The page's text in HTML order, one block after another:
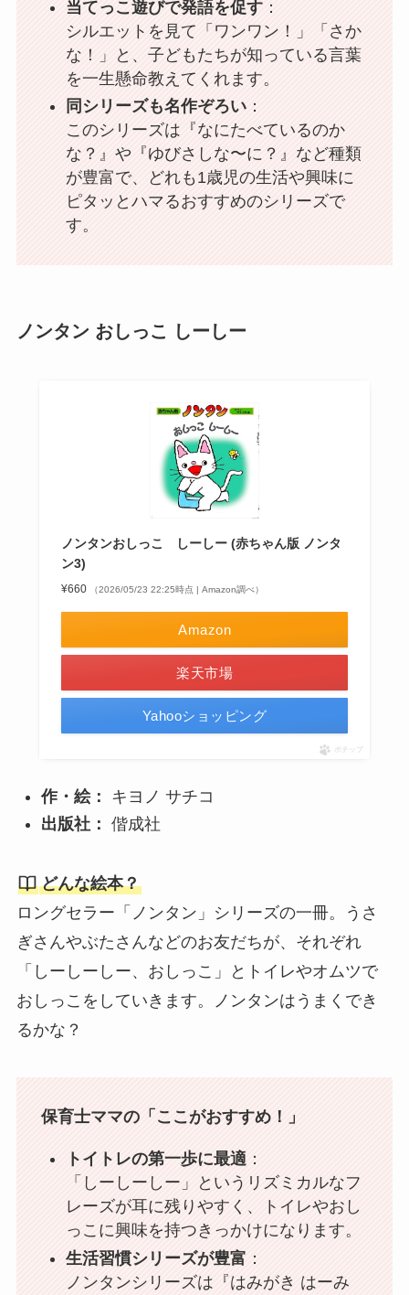
当てっこ遊びで発語を促す：
シルエットを見て「ワンワン！」「さか
な！」と、子どもたちが知っている言葉
を一生懸命教えてくれます。
同シリーズも名作ぞろい：
このシリーズは『なにたべているのか
な？』や『ゆびさしな〜に？』など種類
が豊富で、どれも1歳児の生活や興味に
ピタッとハマるおすすめのシリーズで
す。
ノンタン おしっこ しーしー
ノンタンおしっこ しーしー (赤ちゃん版 ノンタ
ン3)
¥660 （2026/05/23 22:25時点 | Amazon調べ）
Amazon
楽天市場
Yahooショッピング
ポチップ
作・絵：
キヨノ サチコ
出版社： 偕成社
どんな絵本？
ロングセラー「ノンタン」シリーズの一冊。うさ
ぎさんやぶたさんなどのお友だちが、それぞれ
「しーしーしー、おしっこ」とトイレやオムツで
おしっこをしていきます。ノンタンはうまくでき
るかな？
保育士ママの「ここがおすすめ！」
トイトレの第一歩に最適：
「しーしーしー」というリズミカルなフ
レーズが耳に残りやすく、トイレやおし
っこに興味を持つきっかけになります。
生活習慣シリーズが豊富 ：
ノンタンシリーズは『はみがき はーみ